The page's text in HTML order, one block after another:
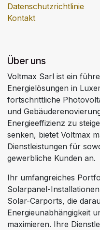
Datenschutzrichtlinie
Kontakt
Über uns
Voltmax Sarl ist ein
Energielösungen in
fortschrittliche
und
Energieeffizienz zu
senken, bietet Voltmax
Dienstleistungen für
gewerbliche Kunden an.
Ihr umfangreiches
Solarpanel-
Solar-Carports, die
Energieunabhängigkeit
maximieren. Ihre